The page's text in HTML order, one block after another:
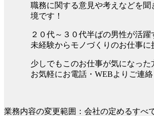
職務に関する意見や考えなどを聞
境です！
２０代～３０代半ばの男性が活躍
未経験からモノづくりのお仕事
少しでもこのお仕事が気になった
お気軽にお電話・WEBよりご連絡
業務内容の変更範囲：会社の定めるすべ